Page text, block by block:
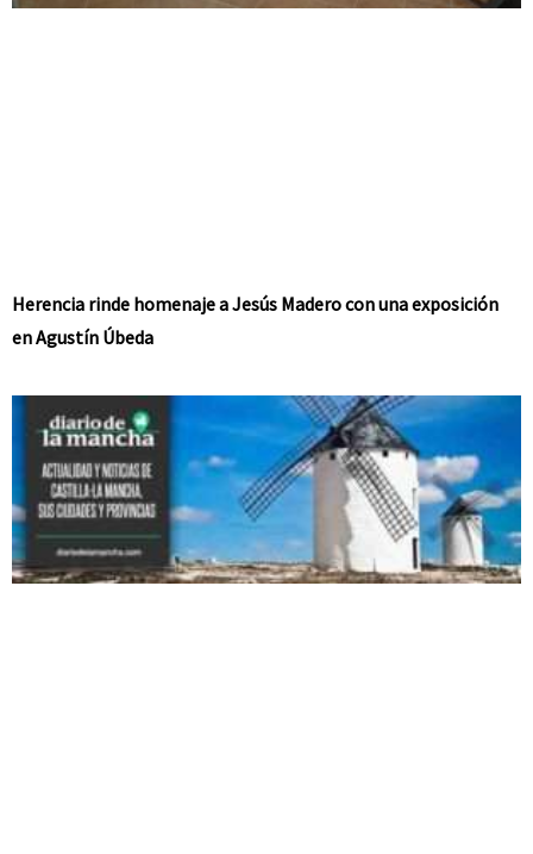
Herencia rinde homenaje a Jesús Madero con una exposición
en Agustín Úbeda